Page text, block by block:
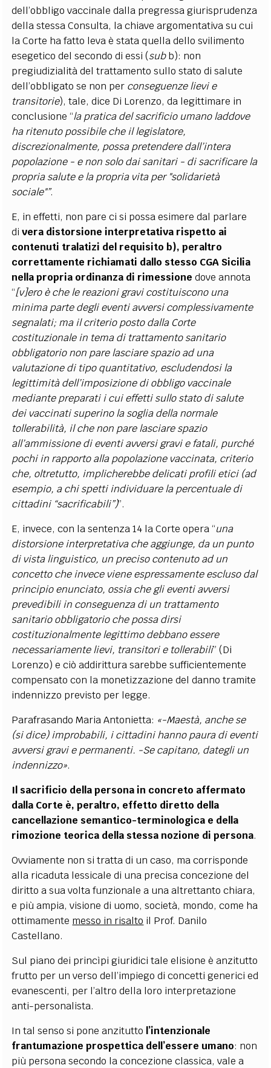
dell’obbligo vaccinale dalla pregressa giurisprudenza
della stessa Consulta, la chiave argomentativa su cui
la Corte ha fatto leva è stata quella dello svilimento
esegetico del secondo di essi (subb): non
pregiudizialità del trattamento sullo stato di salute
dell’obbligato se non per conseguenze lievi e
transitorie), tale, dice Di Lorenzo, da legittimare in
conclusione “la pratica del sacrificio umano laddove
ha ritenuto possibile che il legislatore,
discrezionalmente, possa pretendere dall’intera
popolazione - e non solo dai sanitari - di sacrificare la
propria salute e la propria vita per "solidarietà
sociale"”.
E, in effetti, non pare ci si possa esimere dal parlare
divera distorsione interpretativa rispetto ai
contenuti tralatizi del requisito b), peraltro
correttamente richiamati dallo stesso CGA Sicilia
nella propria ordinanza di rimessione dove annota
“[v]ero è che le reazioni gravi costituiscono una
minima parte degli eventi avversi complessivamente
segnalati; ma il criterio posto dalla Corte
costituzionale in tema di trattamento sanitario
obbligatorio non pare lasciare spazio ad una
valutazione di tipo quantitativo, escludendosi la
legittimità dell’imposizione di obbligo vaccinale
mediante preparati i cui effetti sullo stato di salute
dei vaccinati superino la soglia della normale
tollerabilità, il che non pare lasciare spazio
all’ammissione di eventi avversi gravi e fatali, purché
pochi in rapporto alla popolazione vaccinata, criterio
che, oltretutto, implicherebbe delicati profili etici (ad
esempio, a chi spetti individuare la percentuale di
cittadini “sacrificabili”)”.
E, invece, con la sentenza 14 la Corte opera “una
distorsione interpretativa che aggiunge, da un punto
di vista linguistico, un preciso contenuto ad un
concetto che invece viene espressamente escluso dal
principio enunciato, ossia che gli eventi avversi
prevedibili in conseguenza di un trattamento
sanitario obbligatorio che possa dirsi
costituzionalmente legittimo debbano essere
necessariamente lievi, transitori e tollerabili” (Di
Lorenzo) e ciò addirittura sarebbe sufficientemente
compensato con la monetizzazione del danno tramite
indennizzo previsto per legge.
Parafrasando Maria Antonietta: «-Maestà, anche se
(si dice) improbabili, i cittadini hanno paura di eventi
avversi gravi e permanenti. -Se capitano, dategli un
indennizzo».
Il sacrificio della persona in concreto affermato
dalla Corte è, peraltro, effetto diretto della
cancellazione semantico-terminologica e della
rimozione teorica della stessa nozione di persona.
Ovviamente non si tratta di un caso, ma corrisponde
alla ricaduta lessicale di una precisa concezione del
diritto a sua volta funzionale a una altrettanto chiara,
e più ampia, visione di uomo, società, mondo, come ha
ottimamente messo in risalto il Prof. Danilo
Castellano.
Sul piano dei princìpi giuridici tale elisione è anzitutto
frutto per un verso dell’impiego di concetti generici ed
evanescenti, per l’altro della loro interpretazione
anti-personalista.
In tal senso si pone anzitutto l’intenzionale
frantumazione prospettica dell’essere umano: non
più persona secondo la concezione classica, vale a